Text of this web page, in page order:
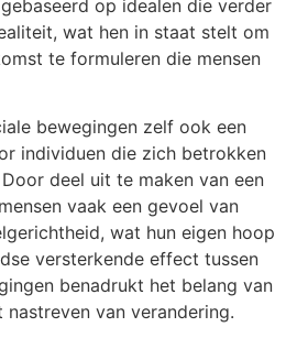
op idealen die verder
wat hen in staat stelt om
te formuleren die mensen
bewegingen zelf ook een
individuen die zich betrokken
deel uit te maken van een
vaak een gevoel van
wat hun eigen hoop
versterkende effect tussen
benadrukt het belang van
van verandering.